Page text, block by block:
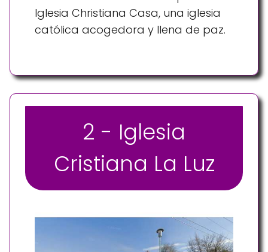
Iglesia Christiana Casa, una iglesia
católica acogedora y llena de paz.
2 - Iglesia
Cristiana La Luz